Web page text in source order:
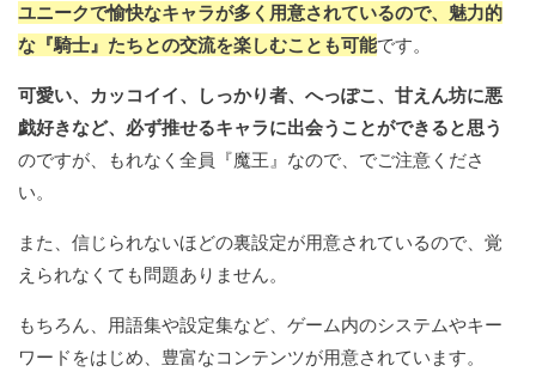
ユニークで愉快なキャラが多く用意されているので、魅力的
な『騎士』たちとの交流を楽しむことも可能です。
可愛い、カッコイイ、しっかり者、へっぽこ、甘えん坊に悪
戯好きなど、必ず推せるキャラに出会うことができると思う
のですが、もれなく全員『魔王』なので、でご注意くださ
い。
また、信じられないほどの裏設定が用意されているので、覚
えられなくても問題ありません。
もちろん、用語集や設定集など、ゲーム内のシステムやキー
ワードをはじめ、豊富なコンテンツが用意されています。